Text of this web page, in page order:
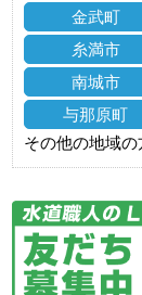
金武町
糸満市
南城市
与那原町
その他の地域の